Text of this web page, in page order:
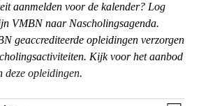
aanmelden voor de kalender? Log
VMBN naar Nascholingsagenda.
geaccrediteerde opleidingen verzorgen
Kijk voor het aanbod
deze opleidingen.